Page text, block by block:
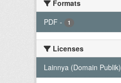
Formats
PDF - 1
Licenses
Lainnya (Domain Publik)